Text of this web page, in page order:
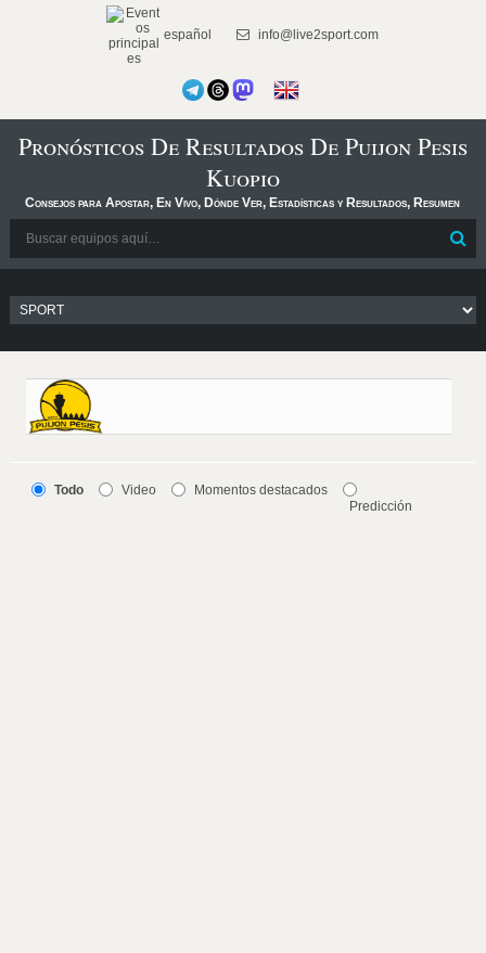
español info@live2sport.com
Pronósticos De Resultados De Puijon Pesis
Kuopio
Consejos para Apostar, En Vivo, Dónde Ver, Estadísticas y Resultados, Resumen
Todo Video
Momentos destacados
Predicción